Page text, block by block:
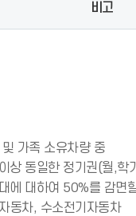
비고
가족 소유차량 중
상 동일한 정기권(월,학
에 대하여 50%를 감면
동차, 수소전기자동차